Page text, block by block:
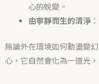
心的蛻變。
由寧靜而生的清淨
無論外在環境如何動盪變
心，它自然會化為一道光